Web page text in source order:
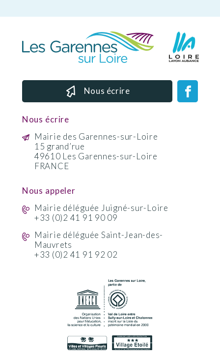
Nous écrire
Nous écrire
Mairie des Garennes-sur-Loire
15 grand’rue
49610 Les Garennes-sur-Loire
FRANCE
Nous appeler
Mairie déléguée Juigné-sur-Loire
+33 (0)2 41 91 90 09
Mairie déléguée Saint-Jean-des-
Mauvrets
+33 (0)2 41 91 92 02